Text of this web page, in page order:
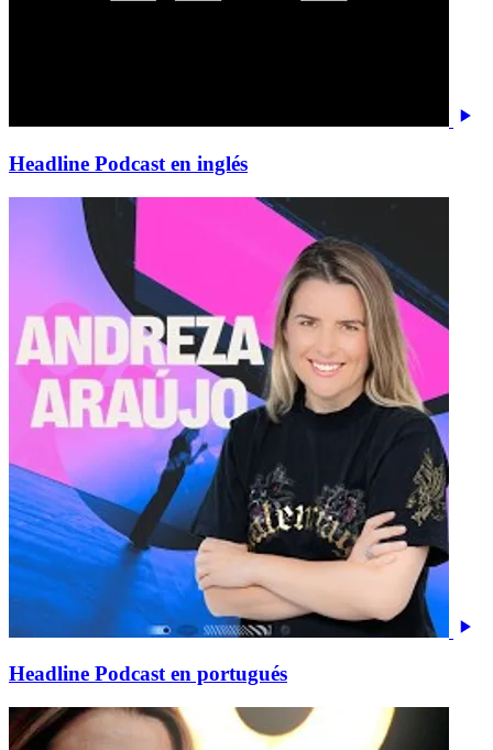
Headline Podcast en inglés
Headline Podcast en portugués